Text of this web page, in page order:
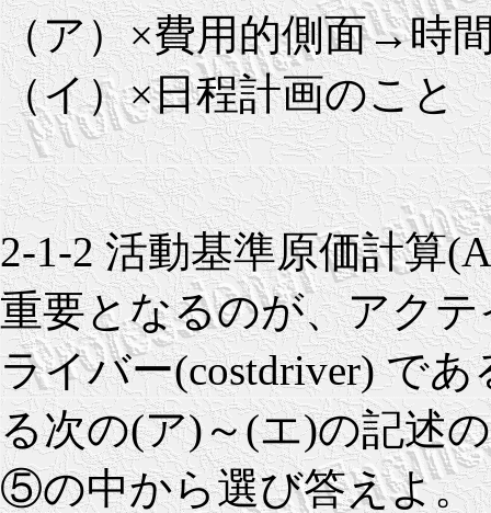
（ア）×費用的側面→時
（イ）×日程計画のこと
2-1-2 活動基準原価計算
重要となるのが、アク
ライバー(costdriver) で
る次の(ア)～(エ)の記述
⑤の中から選び答えよ。